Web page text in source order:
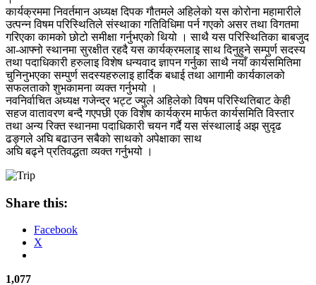
कार्यक्रममा निवर्तमान अध्यक्ष दिपक गौतमले अहिलेको यस कोरोना महामारीले
उत्पन्न विषम परिस्थितिले संस्थाका गतिविधिमा पर्न गएको असर तथा विगतमा
गरिएका कामको छोटो समीक्षा गर्नुभएको थियो । साथै यस परिस्थितिका बाबजुद
आ-आफ्नो स्थानमा सुरक्षीत रहदै यस कार्यक्रमलाइ साथ दिनुहुने सम्पुर्ण सदस्य
तथा पदाधिकारी हरुलाइ विशेष धन्यवाद ज्ञापन गर्नुका साथै नयाँ कार्यसमितिमा
चुनिनुभएका सम्पुर्ण सदस्यहरुलाइ हार्दिक बधाई तथा आगामी कार्यकालको
सफलताको शुभकामना व्यक्त गर्नुभयो ।
नवनिर्वाचित अध्यक्ष गजेन्द्र भट्ट ज्युले अहिलेको विषम परिस्थितिबाट केही
सहज वातावरण बन्दै गएपछी एक विशेष कार्यक्रम मार्फत कार्यसमिति विस्तार
तथा अन्य रिक्त स्थानमा पदाधिकारी चयन गर्दै यस संस्थालाई अझ सुदृढ
ढङ्गले अघि बढाउन सबैको साथको अपेक्षाका साथ
अघि बढ्ने प्रतिवद्धता व्यक्त गर्नुभयो ।
Share this:
Facebook
X
1,077